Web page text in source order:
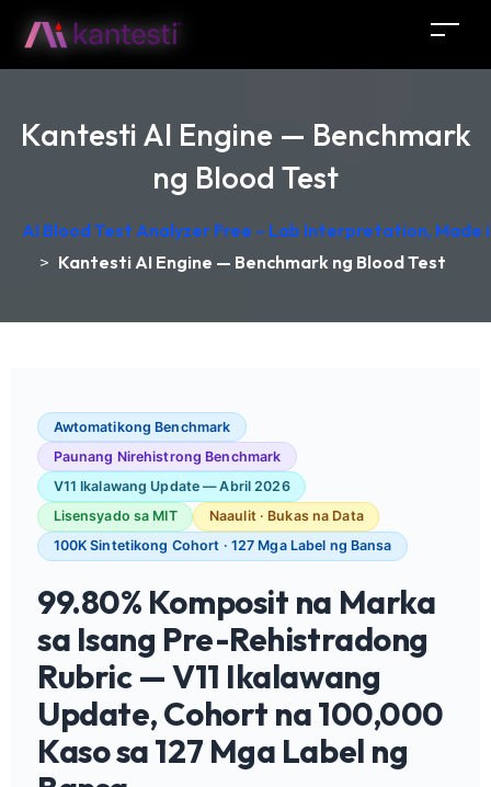
Kantesti AI Engine — Benchmark
ng Blood Test
AI Blood Test Analyzer Free – Lab Interpretation, Made
> Kantesti AI Engine — Benchmark ng Blood Test
Awtomatikong Benchmark
Paunang Nirehistrong Benchmark
V11 Ikalawang Update — Abril 2026
Lisensyado sa MIT
Naaulit · Bukas na Data
100K Sintetikong Cohort · 127 Mga Label ng Bansa
99.80% Komposit na Marka
sa Isang Pre-Rehistradong
Rubric — V11 Ikalawang
Update, Cohort na 100,000
Kaso sa 127 Mga Label ng